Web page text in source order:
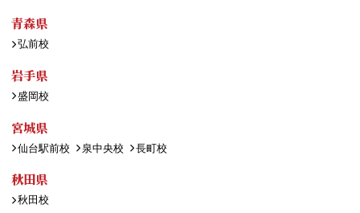
青森県
弘前校
岩手県
盛岡校
宮城県
仙台駅前校 泉中央校 長町校
秋田県
秋田校